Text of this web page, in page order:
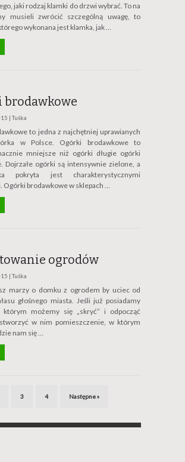
jaki rodzaj klamki do drzwi wybrać. To na
musieli zwrócić szczególną uwagę, to
wykonana jest klamka, jak …
brodawkowe
|Tuśka
to jedna z najchętniej uprawianych
w Polsce. Ogórki brodawkowe to
mniejsze niż ogórki długie ogórki
Dojrzałe ogórki są intensywnie zielone, a
pokryta jest charakterystycznymi
Ogórki brodawkowe w sklepach …
ogrodów
|Tuśka
marzy o domku z ogrodem by uciec od
głośnego miasta. Jeśli już posiadamy
którym możemy się „skryć” i odpocząć
w nim pomieszczenie, w którym
nam się …
3 4 Następne »